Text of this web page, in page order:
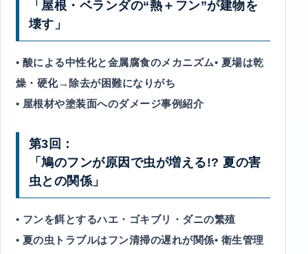
「屋根・ベランダの“熱＋フン”が建物を
壊す」
• 酸による中性化と金属腐食のメカニズム• 夏場は乾
燥・硬化→除去が困難になりがち
• 屋根材や塗装面へのダメージ事例紹介
第3回：
「鳩のフンが原因で虫が増える!? 夏の害
虫との関係」
• フンを餌とするハエ・ゴキブリ・ダニの繁殖
• 夏の虫トラブルはフン清掃の遅れが関係• 衛生管理